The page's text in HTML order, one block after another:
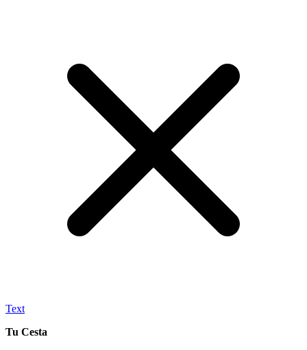
Text
Tu Cesta